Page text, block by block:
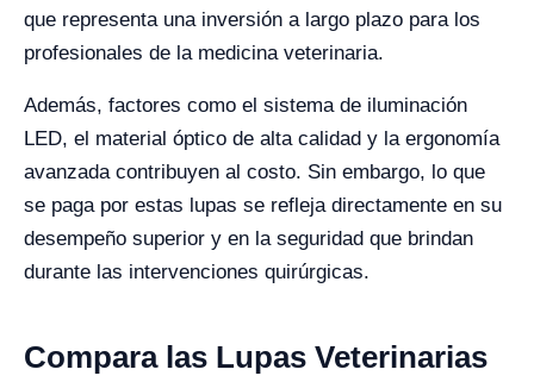
que representa una inversión a largo plazo para los
profesionales de la medicina veterinaria.
Además, factores como el sistema de iluminación
LED, el material óptico de alta calidad y la ergonomía
avanzada contribuyen al costo. Sin embargo, lo que
se paga por estas lupas se refleja directamente en su
desempeño superior y en la seguridad que brindan
durante las intervenciones quirúrgicas.
Compara las Lupas Veterinarias